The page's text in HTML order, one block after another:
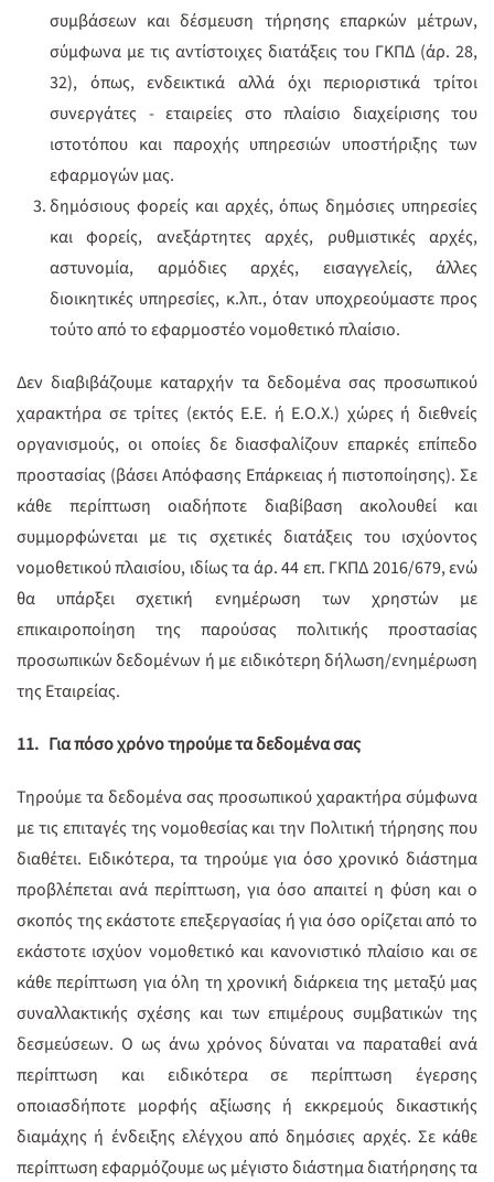
συμβάσεων και δέσμευση τήρησης επαρκών μέτρων,
σύμφωνα με τις αντίστοιχες διατάξεις του ΓΚΠΔ (άρ. 28,
32), όπως, ενδεικτικά αλλά όχι περιοριστικά τρίτοι
συνεργάτες - εταιρείες στο πλαίσιο διαχείρισης του
ιστοτόπου και παροχής υπηρεσιών υποστήριξης των
εφαρμογών μας.
δημόσιους φορείς και αρχές, όπως δημόσιες υπηρεσίες
και φορείς, ανεξάρτητες αρχές, ρυθμιστικές αρχές,
αστυνομία, αρμόδιες αρχές, εισαγγελείς, άλλες
διοικητικές υπηρεσίες, κ.λπ., όταν υποχρεούμαστε προς
τούτο από το εφαρμοστέο νομοθετικό πλαίσιο.
Δεν διαβιβάζουμε καταρχήν τα δεδομένα σας προσωπικού
χαρακτήρα σε τρίτες (εκτός Ε.Ε. ή Ε.Ο.Χ.) χώρες ή διεθνείς
οργανισμούς, οι οποίες δε διασφαλίζουν επαρκές επίπεδο
προστασίας (βάσει Απόφασης Επάρκειας ή πιστοποίησης). Σε
κάθε περίπτωση οιαδήποτε διαβίβαση ακολουθεί και
συμμορφώνεται με τις σχετικές διατάξεις του ισχύοντος
νομοθετικού πλαισίου, ιδίως τα άρ. 44 επ. ΓΚΠΔ 2016/679, ενώ
θα υπάρξει σχετική ενημέρωση των χρηστών με
επικαιροποίηση της παρούσας πολιτικής προστασίας
προσωπικών δεδομένων ή με ειδικότερη δήλωση/ενημέρωση
της Εταιρείας.
11. Για πόσο χρόνο τηρούμε τα δεδομένα σας
Τηρούμε τα δεδομένα σας προσωπικού χαρακτήρα σύμφωνα
με τις επιταγές της νομοθεσίας και την Πολιτική τήρησης που
διαθέτει. Ειδικότερα, τα τηρούμε για όσο χρονικό διάστημα
προβλέπεται ανά περίπτωση, για όσο απαιτεί η φύση και ο
σκοπός της εκάστοτε επεξεργασίας ή για όσο ορίζεται από το
εκάστοτε ισχύον νομοθετικό και κανονιστικό πλαίσιο και σε
κάθε περίπτωση για όλη τη χρονική διάρκεια της μεταξύ μας
συναλλακτικής σχέσης και των επιμέρους συμβατικών της
δεσμεύσεων. Ο ως άνω χρόνος δύναται να παραταθεί ανά
περίπτωση και ειδικότερα σε περίπτωση έγερσης
οποιασδήποτε μορφής αξίωσης ή εκκρεμούς δικαστικής
διαμάχης ή ένδειξης ελέγχου από δημόσιες αρχές. Σε κάθε
περίπτωση εφαρμόζουμε ως μέγιστο διάστημα διατήρησης τα